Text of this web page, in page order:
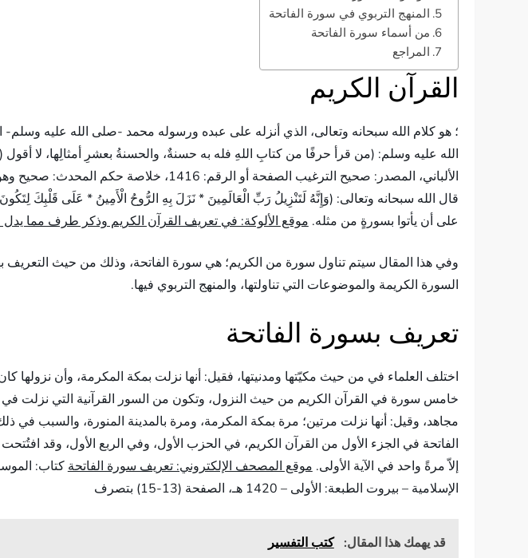
المنهج التربوي في سورة الفاتحة
من أسماء سورة الفاتحة
المراجع
القرآن الكريم
؛ هو كلام الله سبحانه وتعالى، الذي أنزله على عبده ورسوله محمد -صلى الله عليه
الله عليه وسلم: (من قرأ حرفًا من كتابِ اللهِ فله به حسنةٌ، والحسنةُ بعشرِ أمثالِها،
الألباني، المصدر: صحيح الترغيب الصفحة أو
على أن يأتوا بسورةٍ من مثله. موقع الألوكة: في تعريف القرآن الكريم وذكر طرف مما
وفي هذا المقال سيتم تناول سورة من الكريم؛ هي سورة الفاتحة، وذلك من حيث
السورة الكريمة والموضوعات التي تناولتها، والمنهج التربوي فيها.
تعريف بسورة الفاتحة
اختلف العلماء في من حيث مكيّتها ومدنيتها، فقيل: أنها نزلت بمكة المكرمة، وأن نزولها
خامس سورة في القرآن الكريم من حيث النزول، وتكون من السور القرآنية التي نزلت في
مجاهد، وقيل: أنها نزلت مرتين؛ مرة بمكة المكرمة، ومرة بالمدينة المنورة، والسبب
الفاتحة في الجزء الأول من القرآن الكريم، في الحزب الأول، وفي الربع الأول، وقد
إلاّ مرةً واحد في الآية الأولى. موقع المصحف الإلكتروني: تعريف سورة الفاتحة كتاب:
الإسلامية – بيروت الطبعة: الأولى – 1420 هـ، الصفحة (13-15) بتصرف
قد يهمك هذا المقال: كتب التفسير